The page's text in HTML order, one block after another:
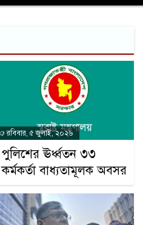
রবিবার, ৫ জুলাই, ২০২৬
পুলিশের ঊর্ধ্বতন ৩৩
কর্মকর্তা বাধ্যতামূলক অবসর